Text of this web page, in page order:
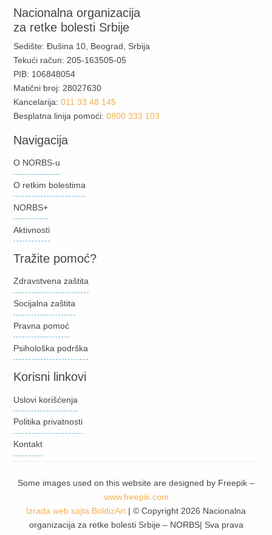
Nacionalna organizacija
za retke bolesti Srbije
Sedište: Đušina 10, Beograd, Srbija
Tekući račun: 205-163505-05
PIB: 106848054
Matični broj: 28027630
Kancelarija: 011 33 48 145
Besplatna linija pomoći: 0800 333 103
Navigacija
O NORBS-u
O retkim bolestima
NORBS+
Aktivnosti
Tražite pomoć?
Zdravstvena zaštita
Socijalna zaštita
Pravna pomoć
Psihološka podrška
Korisni linkovi
Uslovi korišćenja
Politika privatnosti
Kontakt
Some images used on this website are designed by Freepik –
www.freepik.com
Izrada web sajta BoldizArt | © Copyright 2026 Nacionalna
organizacija za retke bolesti Srbije – NORBS| Sva prava